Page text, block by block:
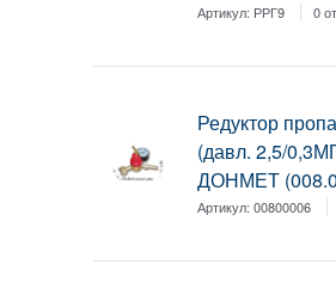
Артикул: РРГ9 0
Редуктор
(давл. 2,5/
ДОНМЕТ
Артикул:00800006